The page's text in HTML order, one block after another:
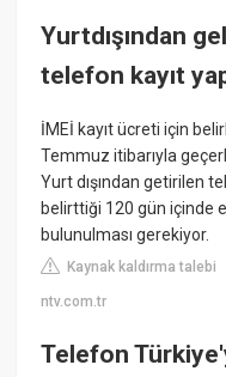
Yurtdışından
telefon kayıt
İMEİ kayıt ücreti için
Temmuz itibarıyla
Yurt dışından getirilen
belirttiği 120 gün içinde
bulunulması gerekiyor.
Kaynak kaldırma talebi
ntv.com.tr
Telefon